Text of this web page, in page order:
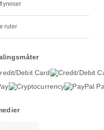
ruter